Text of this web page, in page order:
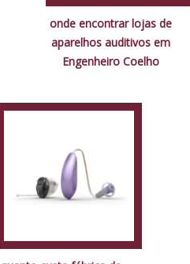
onde encontrar lojas de
aparelhos auditivos em
Engenheiro Coelho